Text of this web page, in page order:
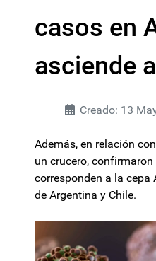
casos en
asciende
Creado: 13
Además, en relación
un crucero,
corresponden a la cepa
de Argentina y Chile.